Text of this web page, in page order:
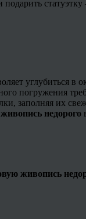
углубиться
погружения
заполняя их
недорого
живопись